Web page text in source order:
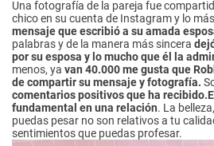
Una fotografía de la pareja fue
chico en su cuenta de Instagram y lo
mensaje que escribió a su amada
palabras y de la manera más sincera
por su esposa y lo mucho que él la
menos, ya van 40.000 me gusta que
de compartir su mensaje y fotografía.
comentarios positivos que ha recibido.
fundamental en una relación. La
puedas pesar no son relativos a tu
sentimientos que puedas profesar.